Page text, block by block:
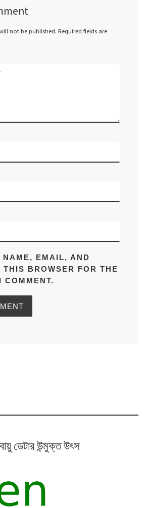
not be published. Required fields are
NAME, EMAIL, AND
BROWSER FOR THE
COMMENT.
ডেটার উন্মুক্ত উৎস